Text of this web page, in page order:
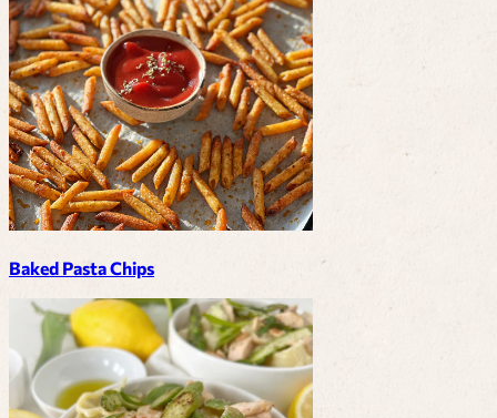
Baked Pasta Chips